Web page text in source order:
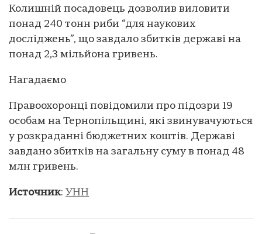
Колишній посадовець дозволив виловити
понад 240 тонн риби “для наукових
досліджень”, що завдало збитків державі на
понад 2,3 мільйона гривень.
Нагадаємо
Правоохоронці повідомили про підозри 19
особам на Тернопільщині, які звинувачуються
у розкраданні бюджетних коштів. Державі
завдано збитків на загальну суму в понад 48
млн гривень.
Источник: УНН